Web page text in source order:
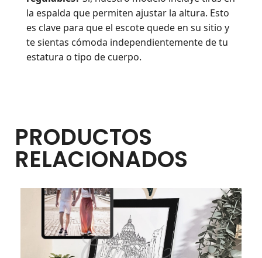
la espalda que permiten ajustar la altura. Esto
es clave para que el escote quede en su sitio y
te sientas cómoda independientemente de tu
estatura o tipo de cuerpo.
PRODUCTOS
RELACIONADOS